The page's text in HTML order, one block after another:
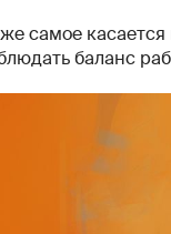
самое
баланс